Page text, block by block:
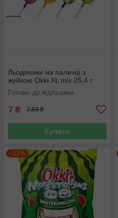
Льодяники на паличці з
жуйкою Okki XL mix 25,4 г
Готово до відправки
7 ₴ 7,83 ₴
Купити
–11%